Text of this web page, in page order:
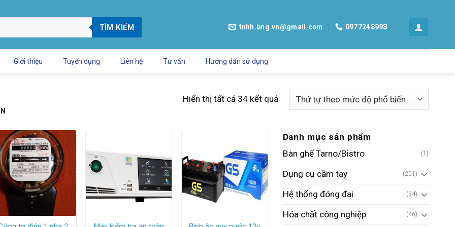
TÌM KIẾM tnhh.bng.vn@gmail.com 0977248998
Giới thiệu Tuyển dụng Liên hệ Tư vấn Hướng dẫn sử dụng
Hiển thị tất cả 34 kết quả
Danh mục sản phẩm
Bàn ghế Tarno/Bistro
(1)
Dụng cụ cầm tay (201)
Hệ thống đóng đai (34)
Hóa chất công nghiệp (46)